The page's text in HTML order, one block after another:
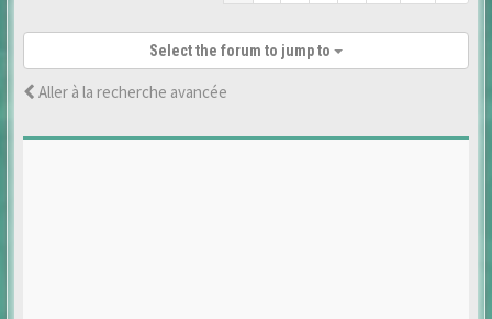
Select the forum to jump to
Aller à la recherche avancée